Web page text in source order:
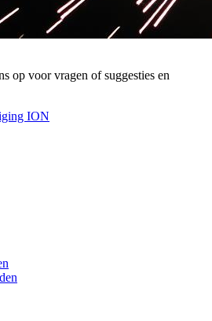
op voor vragen of suggesties en
ION